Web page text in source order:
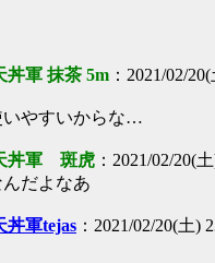
丼軍 抹茶 5m ：2021/02/
いやすいからな…
丼軍 斑虎 ：2021/02/20(
だよなあ
丼軍tejas ：2021/02/20(土)